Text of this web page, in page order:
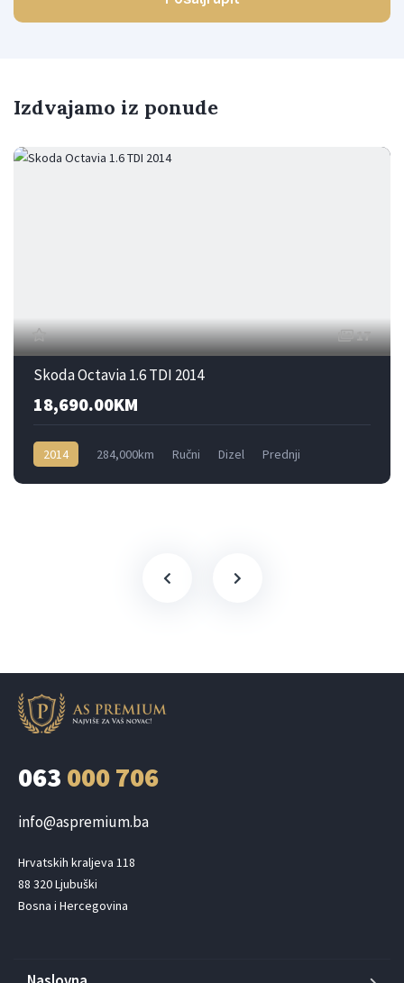
Izdvajamo iz ponude
17
Skoda Octavia 1.6 TDI 2014
18,690.00KM
2014 284,000km Ručni Dizel Prednji
063 000 706
info@aspremium.ba
Hrvatskih kraljeva 118
88 320 Ljubuški
Bosna i Hercegovina